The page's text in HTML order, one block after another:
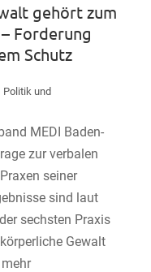
gehört zum
Forderung
Schutz
Politik und
MEDI Baden-
zur verbalen
seiner
sind laut
sechsten Praxis
Gewalt